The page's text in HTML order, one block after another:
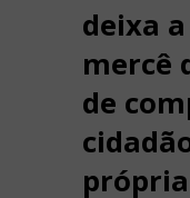
deixa
mercê
de